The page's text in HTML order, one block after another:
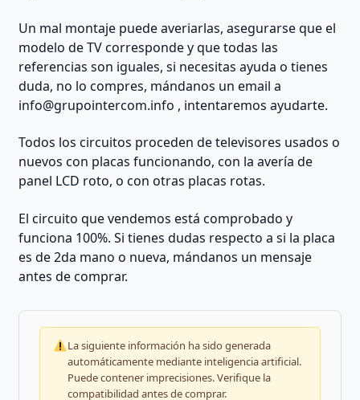
Un mal montaje puede averiarlas, asegurarse que el
modelo de TV corresponde y que todas las
referencias son iguales, si necesitas ayuda o tienes
duda, no lo compres, mándanos un email a
info@grupointercom.info , intentaremos ayudarte.
Todos los circuitos proceden de televisores usados o
nuevos con placas funcionando, con la avería de
panel LCD roto, o con otras placas rotas.
El circuito que vendemos está comprobado y
funciona 100%. Si tienes dudas respecto a si la placa
es de 2da mano o nueva, mándanos un mensaje
antes de comprar.
La siguiente información ha sido generada
automáticamente mediante inteligencia artificial.
Puede contener imprecisiones. Verifique la
compatibilidad antes de comprar.